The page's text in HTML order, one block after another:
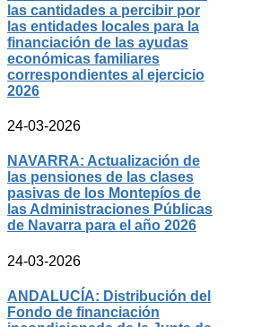
las cantidades a percibir por
las entidades locales para la
financiación de las ayudas
económicas familiares
correspondientes al ejercicio
2026
24-03-2026
NAVARRA: Actualización de
las pensiones de las clases
pasivas de los Montepíos de
las Administraciones Públicas
de Navarra para el año 2026
24-03-2026
ANDALUCÍA: Distribución del
Fondo de financiación